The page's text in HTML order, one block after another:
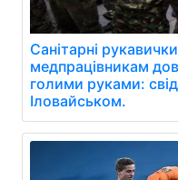
Санітарні
медпрацівникам
голими руками:
Іловайськом.